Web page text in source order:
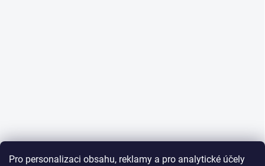
Pro personalizaci obsahu, reklamy a pro analytické účely